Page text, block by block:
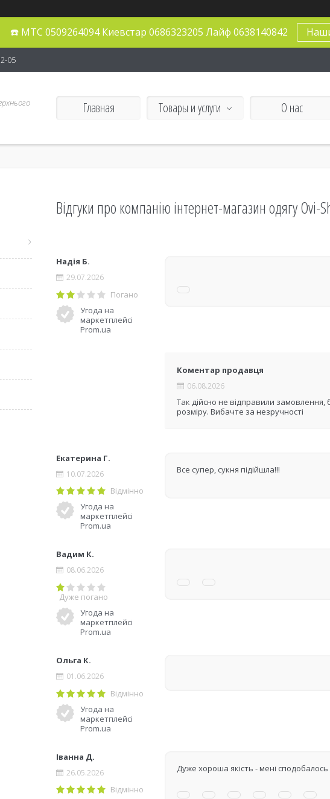
☎️ МТС 0509264094 Киевстар 0686323205 Лайф 0638140842
05
Главная Товары и услуги О нас
Відгуки про компанію інтернет-магазин одягу Ovi-
Надія Б.
29.07.2026
Погано
Угода на
маркетплейсі
Prom.ua
Коментар продавця
06.08.2026
Так дійсно не відправили замовлення,
розміру. Вибачте за незручності
Екатерина Г.
10.07.2026
Відмінно
Угода на
маркетплейсі
Prom.ua
Все супер, сукня підійшла!!!
Вадим К.
08.06.2026
Дуже погано
Угода на
маркетплейсі
Prom.ua
Ольга К.
01.06.2026
Відмінно
Угода на
маркетплейсі
Prom.ua
Іванна Д.
26.05.2026
Відмінно
Дуже хороша якість - мені сподобалось